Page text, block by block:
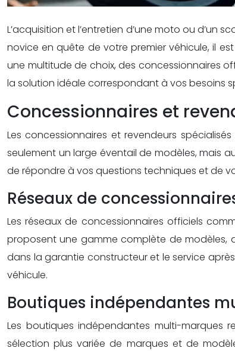
L’acquisition et l’entretien d’une moto ou
novice en quête de votre premier véhicule, il
une multitude de choix, des concessionnaires
la solution idéale correspondant à vos besoins
Concessionnaires et
Les concessionnaires et revendeurs
seulement un large éventail de modèles, mais
de répondre à vos questions techniques et de
Réseaux de
Les réseaux de concessionnaires officiels
proposent une gamme complète de modèles,
dans la garantie constructeur et le service
véhicule.
Boutiques indépendantes
Les boutiques indépendantes multi-marques
sélection plus variée de marques et de